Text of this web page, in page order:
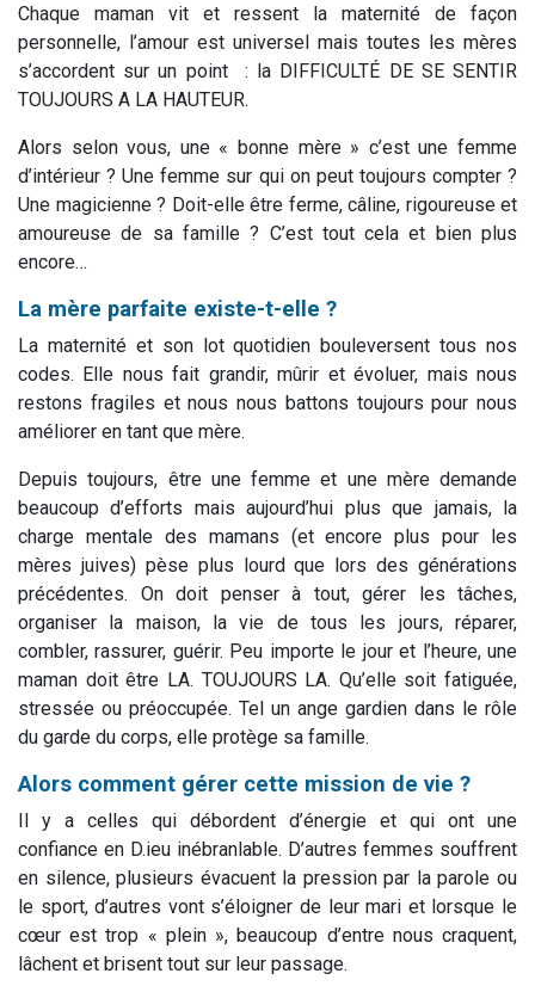
Chaque maman vit et ressent la maternité de façon
personnelle, l’amour est universel mais toutes les mères
s’accordent sur un point : la DIFFICULTÉ DE SE SENTIR
TOUJOURS A LA HAUTEUR.
Alors selon vous, une « bonne mère » c’est une femme
d’intérieur ? Une femme sur qui on peut toujours compter ?
Une magicienne ? Doit-elle être ferme, câline, rigoureuse et
amoureuse de sa famille ? C’est tout cela et bien plus
encore…
La mère parfaite existe-t-elle ?
La maternité et son lot quotidien bouleversent tous nos
codes. Elle nous fait grandir, mûrir et évoluer, mais nous
restons fragiles et nous nous battons toujours pour nous
améliorer en tant que mère.
Depuis toujours, être une femme et une mère demande
beaucoup d’efforts mais aujourd’hui plus que jamais, la
charge mentale des mamans (et encore plus pour les
mères juives) pèse plus lourd que lors des générations
précédentes. On doit penser à tout, gérer les tâches,
organiser la maison, la vie de tous les jours, réparer,
combler, rassurer, guérir. Peu importe le jour et l’heure, une
maman doit être LA. TOUJOURS LA. Qu’elle soit fatiguée,
stressée ou préoccupée. Tel un ange gardien dans le rôle
du garde du corps, elle protège sa famille.
Alors comment gérer cette mission de vie ?
Il y a celles qui débordent d’énergie et qui ont une
confiance en D.ieu inébranlable. D’autres femmes souffrent
en silence, plusieurs évacuent la pression par la parole ou
le sport, d’autres vont s’éloigner de leur mari et lorsque le
cœur est trop « plein », beaucoup d’entre nous craquent,
lâchent et brisent tout sur leur passage.